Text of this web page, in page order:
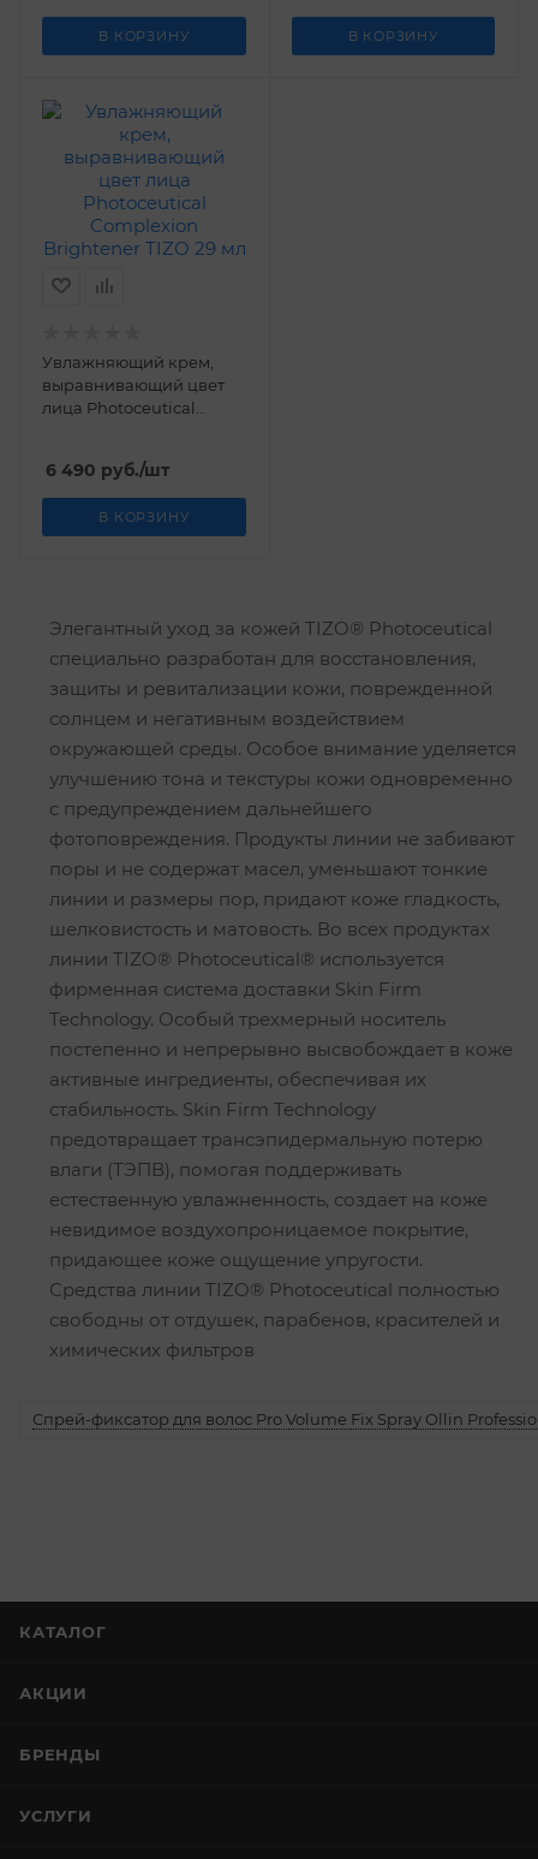
В КОРЗИНУ В КОРЗИНУ
Увлажняющий крем,
выравнивающий цвет
лица Photoceutical
6 490 руб./шт
В КОРЗИНУ
Элегантный уход за кожей TIZO® Photoceutical
специально разработан для восстановления,
защиты и ревитализации кожи, поврежденной
солнцем и негативным воздействием
окружающей среды. Особое внимание уделяется
улучшению тона и текстуры кожи одновременно
с предупреждением дальнейшего
фотоповреждения. Продукты линии не забивают
поры и не содержат масел, уменьшают тонкие
линии и размеры пор, придают коже гладкость,
шелковистость и матовость. Во всех продуктах
линии TIZO® Photoceutical® используется
фирменная система доставки Skin Firm
Technology. Особый трехмерный носитель
постепенно и непрерывно высвобождает в коже
активные ингредиенты, обеспечивая их
стабильность. Skin Firm Technology
предотвращает трансэпидермальную потерю
влаги (ТЭПВ), помогая поддерживать
естественную увлажненность, создает на коже
невидимое воздухопроницаемое покрытие,
придающее коже ощущение упругости.
Средства линии TIZO® Photoceutical полностью
свободны от отдушек, парабенов, красителей и
химических фильтров
Спрей-фиксатор для волос Pro Volume Fix Spray Ollin
КАТАЛОГ
АКЦИИ
БРЕНДЫ
УСЛУГИ